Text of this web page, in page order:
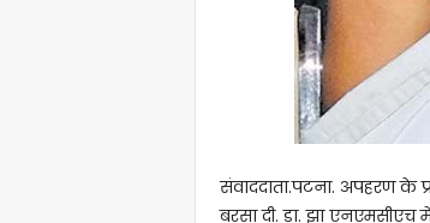
संवाददाता.पटना. अपहरण के
बरसा दी. डा. झा